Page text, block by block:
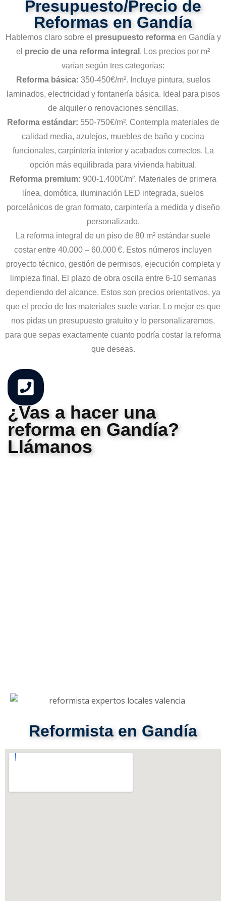
Presupuesto/Precio de
Reformas en Gandía
Hablemos claro sobre el presupuesto reformaen Gandía y
el precio de una reforma integral . Los precios por m²
varían según tres categorías:
Reforma básica: 350-450€/m². Incluye pintura, suelos
laminados, electricidad y fontanería básica. Ideal para pisos
de alquiler o renovaciones sencillas.
Reforma estándar: 550-750€/m². Contempla materiales de
calidad media, azulejos, muebles de baño y cocina
funcionales, carpintería interior y acabados correctos. La
opción más equilibrada para vivienda habitual.
Reforma premium: 900-1.400€/m². Materiales de primera
línea, domótica, iluminación LED integrada, suelos
porcelánicos de gran formato, carpintería a medida y diseño
personalizado.
La reforma integral de un piso de 80 m² estándar suele
costar entre 40.000 – 60.000 €. Estos números incluyen
proyecto técnico, gestión de permisos, ejecución completa y
limpieza final. El plazo de obra oscila entre 6-10 semanas
dependiendo del alcance. Estos son precios orientativos, ya
que el precio de los materiales suele variar. Lo mejor es que
nos pidas un presupuesto gratuito y lo personalizaremos,
para que sepas exactamente cuanto podría costar la reforma
que deseas.
¿Vas a hacer una
reforma en Gandía?
Llámanos
Reformista en Gandía